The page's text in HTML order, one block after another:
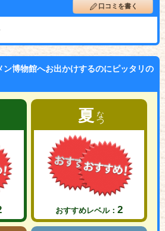
口コミを書く
ン博物館へお出かけするのにピッタリの
夏なつ
おすすめレベル： 2